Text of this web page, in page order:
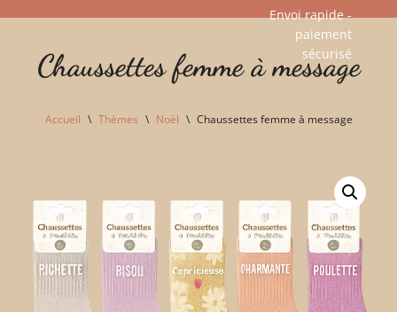
Envoi rapide -
paiement
sécurisé​
Chaussettes femme à message
Accueil \ Thèmes \ Noël \ Chaussettes femme à message